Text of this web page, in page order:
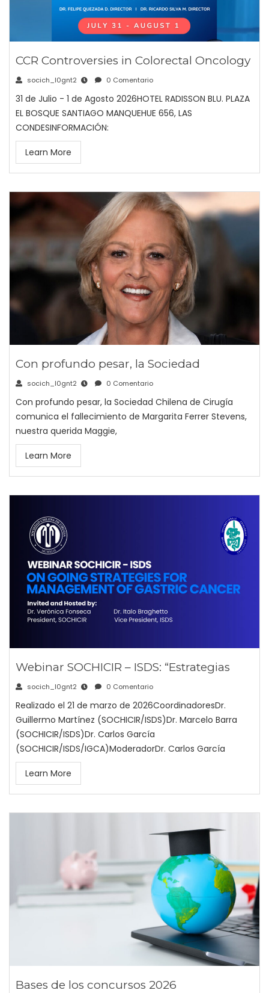
CCR Controversies in Colorectal Oncology
socich_l0gnt2 0 Comentario
31 de Julio - 1 de Agosto 2026HOTEL RADISSON BLU. PLAZA
EL BOSQUE SANTIAGO MANQUEHUE 656, LAS
CONDESINFORMACIÓN:
Learn More
Con profundo pesar, la Sociedad
socich_l0gnt2 0 Comentario
Con profundo pesar, la Sociedad Chilena de Cirugía
comunica el fallecimiento de Margarita Ferrer Stevens,
nuestra querida Maggie,
Learn More
Webinar SOCHICIR – ISDS: “Estrategias
socich_l0gnt2 0 Comentario
Realizado el 21 de marzo de 2026CoordinadoresDr.
Guillermo Martínez (SOCHICIR/ISDS)Dr. Marcelo Barra
(SOCHICIR/ISDS)Dr. Carlos García
(SOCHICIR/ISDS/IGCA)ModeradorDr. Carlos García
Learn More
Bases de los concursos 2026